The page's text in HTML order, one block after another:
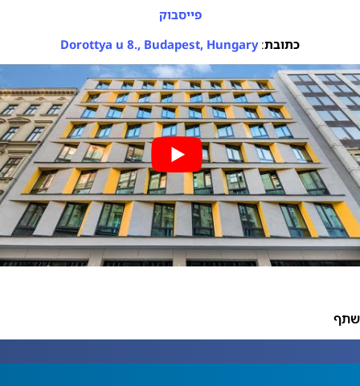
פייסבוק
כתובת:
Dorottya u 8., Budapest, Hungary
שתף